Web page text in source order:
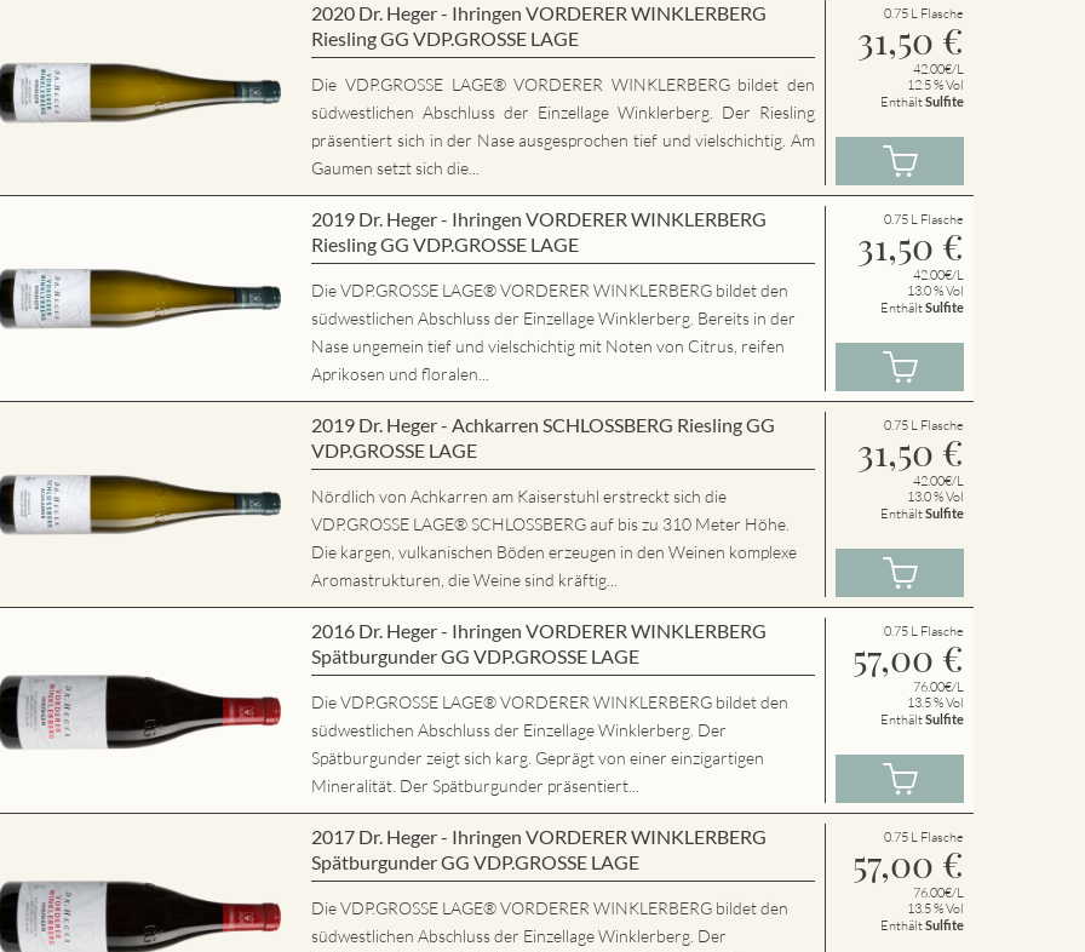
2020 Dr. Heger - Ihringen VORDERER WINKLERBERG
Riesling GG VDP.GROSSE LAGE
Die VDP.GROSSE LAGE® VORDERER WINKLERBERG bildet den
südwestlichen Abschluss der Einzellage Winklerberg. Der Riesling
präsentiert sich in der Nase ausgesprochen tief und vielschichtig. Am
Gaumen setzt sich die...
0.75 L Flasche
31,50 €
42.00€/L
12.5 % Vol
EnthältSulfite
2019 Dr. Heger - Ihringen VORDERER WINKLERBERG
Riesling GG VDP.GROSSE LAGE
Die VDP.GROSSE LAGE® VORDERER WINKLERBERG bildet den
südwestlichen Abschluss der Einzellage Winklerberg. Bereits in der
Nase ungemein tief und vielschichtig mit Noten von Citrus, reifen
Aprikosen und floralen...
0.75 L Flasche
31,50 €
42.00€/L
13.0 % Vol
EnthältSulfite
2019 Dr. Heger - Achkarren SCHLOSSBERG Riesling GG
VDP.GROSSE LAGE
Nördlich von Achkarren am Kaiserstuhl erstreckt sich die
VDP.GROSSE LAGE® SCHLOSSBERG auf bis zu 310 Meter Höhe.
Die kargen, vulkanischen Böden erzeugen in den Weinen komplexe
Aromastrukturen, die Weine sind kräftig...
0.75 L Flasche
31,50 €
42.00€/L
13.0 % Vol
EnthältSulfite
2016 Dr. Heger - Ihringen VORDERER WINKLERBERG
Spätburgunder GG VDP.GROSSE LAGE
Die VDP.GROSSE LAGE® VORDERER WINKLERBERG bildet den
südwestlichen Abschluss der Einzellage Winklerberg. Der
Spätburgunder zeigt sich karg. Geprägt von einer einzigartigen
Mineralität. Der Spätburgunder präsentiert...
0.75 L Flasche
57,00 €
76.00€/L
13.5 % Vol
EnthältSulfite
2017 Dr. Heger - Ihringen VORDERER WINKLERBERG
Spätburgunder GG VDP.GROSSE LAGE
Die VDP.GROSSE LAGE® VORDERER WINKLERBERG bildet den
südwestlichen Abschluss der Einzellage Winklerberg. Der
0.75 L Flasche
57,00 €
76.00€/L
13.5 % Vol
EnthältSulfite